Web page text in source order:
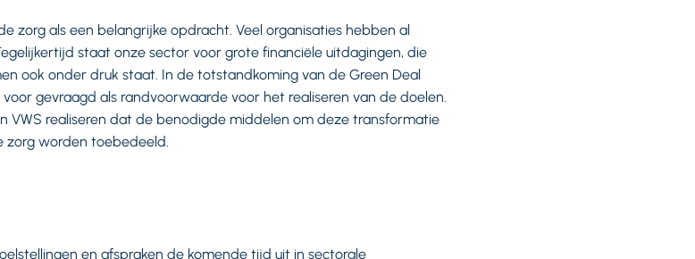
zorg als een belangrijke opdracht. Veel organisaties hebben al
staat onze sector voor grote financiële uitdagingen, die
ook onder druk staat. In de totstandkoming van de Green Deal
gevraagd als randvoorwaarde voor het realiseren van de doelen.
VWS realiseren dat de benodigde middelen om deze transformatie
zorg worden toebedeeld.
en afspraken de komende tijd uit in sectorale